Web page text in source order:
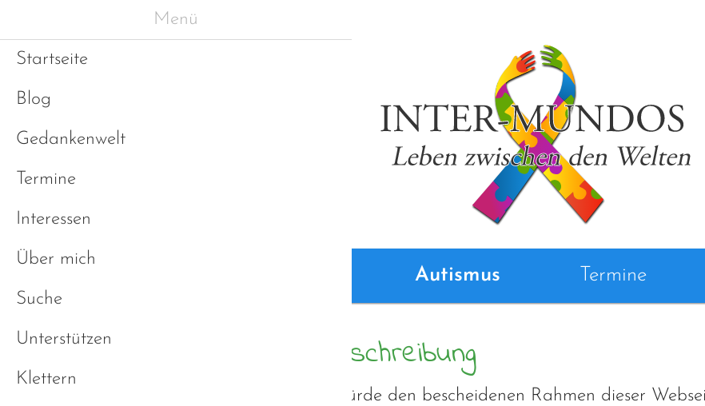
Autismus Termine
Autismus - eine Wegbeschreibung
Autismus im Detail zu beschreiben würde den bescheidenen Rahmen dieser
Menü
Startseite
Blog
Gedankenwelt
Termine
Interessen
Über mich
Suche
Unterstützen
Klettern